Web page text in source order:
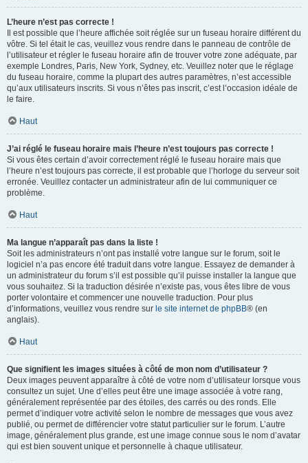
L’heure n’est pas correcte !
Il est possible que l’heure affichée soit réglée sur un fuseau horaire différent du
vôtre. Si tel était le cas, veuillez vous rendre dans le panneau de contrôle de
l’utilisateur et régler le fuseau horaire afin de trouver votre zone adéquate, par
exemple Londres, Paris, New York, Sydney, etc. Veuillez noter que le réglage
du fuseau horaire, comme la plupart des autres paramètres, n’est accessible
qu’aux utilisateurs inscrits. Si vous n’êtes pas inscrit, c’est l’occasion idéale de
le faire.
Haut
J’ai réglé le fuseau horaire mais l’heure n’est toujours pas correcte !
Si vous êtes certain d’avoir correctement réglé le fuseau horaire mais que
l’heure n’est toujours pas correcte, il est probable que l’horloge du serveur soit
erronée. Veuillez contacter un administrateur afin de lui communiquer ce
problème.
Haut
Ma langue n’apparaît pas dans la liste !
Soit les administrateurs n’ont pas installé votre langue sur le forum, soit le
logiciel n’a pas encore été traduit dans votre langue. Essayez de demander à
un administrateur du forum s’il est possible qu’il puisse installer la langue que
vous souhaitez. Si la traduction désirée n’existe pas, vous êtes libre de vous
porter volontaire et commencer une nouvelle traduction. Pour plus
d’informations, veuillez vous rendre sur le site internet de phpBB® (en
anglais).
Haut
Que signifient les images situées à côté de mon nom d’utilisateur ?
Deux images peuvent apparaître à côté de votre nom d’utilisateur lorsque vous
consultez un sujet. Une d’elles peut être une image associée à votre rang,
généralement représentée par des étoiles, des carrés ou des ronds. Elle
permet d’indiquer votre activité selon le nombre de messages que vous avez
publié, ou permet de différencier votre statut particulier sur le forum. L’autre
image, généralement plus grande, est une image connue sous le nom d’avatar
qui est bien souvent unique et personnelle à chaque utilisateur.